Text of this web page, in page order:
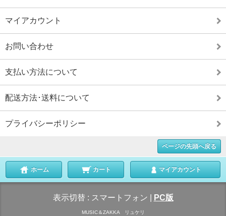
マイアカウント
お問い合わせ
支払い方法について
配送方法･送料について
プライバシーポリシー
ページの先頭へ戻る
ホーム カート マイアカウント
表示切替 : スマートフォン PC版
MUSIC＆ZAKKA リュケリ